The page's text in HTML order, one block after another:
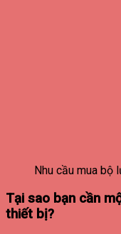
Nhu cầu mua bộ
Tại sao bạn cần
thiết bị?